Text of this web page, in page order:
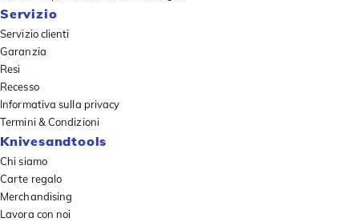
Servizio
Servizio clienti
Garanzia
Resi
Recesso
Informativa sulla privacy
Termini & Condizioni
Knivesandtools
Chi siamo
Carte regalo
Merchandising
Lavora con noi